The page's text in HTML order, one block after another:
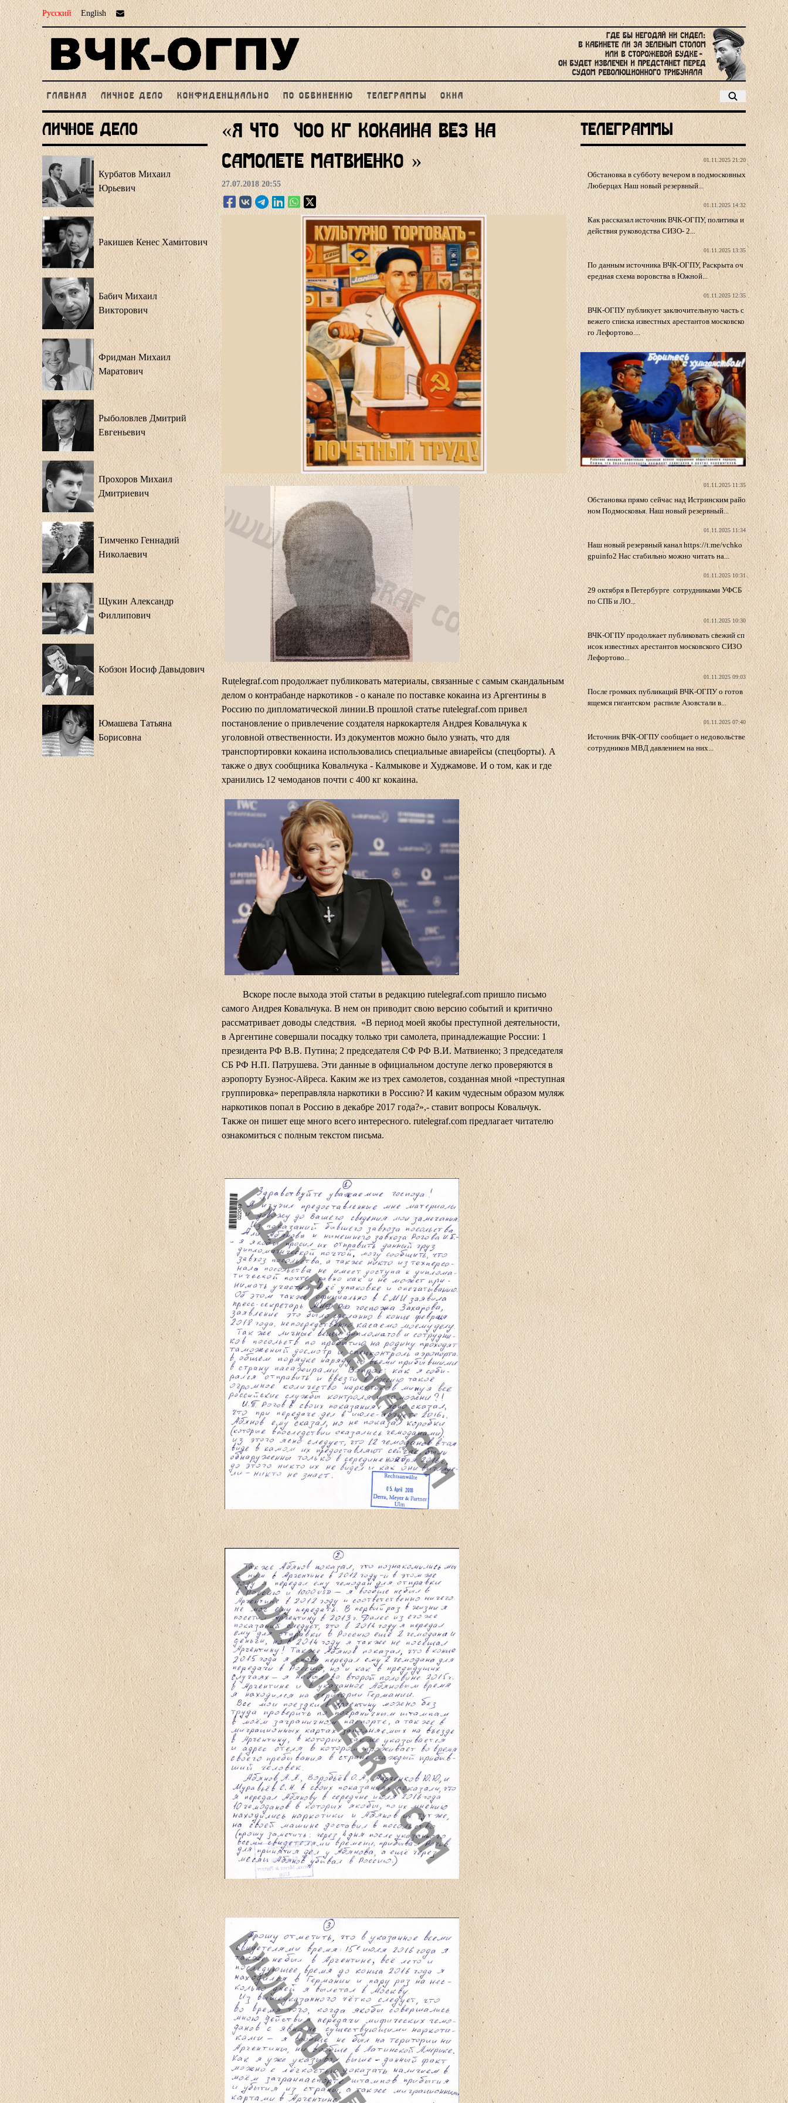
Русский English
ГЛАВНАЯ ЛИЧНОЕ ДЕЛО КОНФИДЕНЦИАЛЬНО ПО ОБВИНЕНИЮ ТЕЛЕГРАММЫ ОКНА
Личное Дело
Курбатов Михаил
Юрьевич
Ракишев Кенес Хамитович
Бабич Михаил
Викторович
Фридман Михаил
Маратович
Рыболовлев Дмитрий
Евгеньевич
Прохоров Михаил
Дмитриевич
Тимченко Геннадий
Николаевич
Щукин Александр
Филлипович
Кобзон Иосиф Давыдович
Юмашева Татьяна
Борисовна
«Я что, 400 кг кокаина вез на
самолете Матвиенко?»
27.07.2018 20:55
Rutelegraf.com продолжает публиковать материалы, связанные с самым скандальным
делом о контрабанде наркотиков - о канале по поставке кокаина из Аргентины в
Россию по дипломатической линии.В прошлойстатьеrutelegraf.com привел
постановление о привлечение создателя наркокартеля Андрея Ковальчука к
уголовной отвественности. Из документов можно было узнать, что для
транспортировки кокаина использовались специальные авиарейсы (спецборты). А
также о двух сообщника Ковальчука - Калмыкове и Худжамове. И о том, как и где
хранились 12 чемоданов почти с 400 кг кокаина.
Вскоре после выхода этой статьи в редакциюrutelegraf.comпришло письмо
самого Андрея Ковальчука. В нем он приводит свою версию событий и критично
рассматривает доводы следствия. «В период моей якобы преступной деятельности,
в Аргентине совершали посадку только три самолета, принадлежащие России: 1
президента РФ В.В. Путина; 2 председателя СФ РФ В.И. Матвиенко; 3 председателя
СБ РФ Н.П. Патрушева. Эти данные в официальном доступе легко проверяются в
аэропорту Буэнос-Айреса. Каким же из трех самолетов, созданная мной «преступная
группировка» переправляла наркотики в Россию? И каким чудесным образом муляж
наркотиков попал в Россию в декабре 2017 года?»,- ставит вопросы Ковальчук.
Также он пишет еще много всего интересного.rutelegraf.comпредлагает читателю
ознакомиться с полным текстом письма.
Телеграммы
01.11.2025 21:20
Обстановка в субботу вечером в подмосковных
Люберцах Наш новый резервный...
01.11.2025 14:32
Как рассказал источник ВЧК-ОГПУ, политика и
действия руководства СИЗО- 2...
01.11.2025 13:35
По данным источника ВЧК-ОГПУ, Раскрыта оч
ередная схема воровства в Южной...
01.11.2025 12:35
ВЧК-ОГПУ публикует заключительную часть с
вежего списка известных арестантов московско
го Лефортово....
01.11.2025 11:35
Обстановка прямо сейчас над Истринским райо
ном Подмосковья. Наш новый резервный...
01.11.2025 11:34
Наш новый резервный канал https://t.me/vchko
gpuinfo2 Нас стабильно можно читать на...
01.11.2025 10:31
29 октября в Петербурге сотрудниками УФСБ
по СПБ и ЛО...
01.11.2025 10:30
ВЧК-ОГПУ продолжает публиковать свежий сп
исок известных арестантов московского СИЗО
Лефортово...
01.11.2025 09:03
После громких публикаций ВЧК-ОГПУ о готов
ящемся гигантском распиле Азовстали в...
01.11.2025 07:40
Источник ВЧК-ОГПУ сообщает о недовольстве
сотрудников МВД давлением на них...